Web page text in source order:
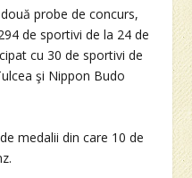
probe de concurs,
de sportivi de la 24 de
cu 30 de sportivi de
şi Nippon Budo
medalii din care 10 de